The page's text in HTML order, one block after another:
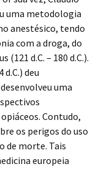
uma metodologia
anestésico, tendo
com a droga, do
d.C. – 180 d.C.).
d.C.) deu
uma
Contudo,
os perigos do uso
de morte. Tais
europeia